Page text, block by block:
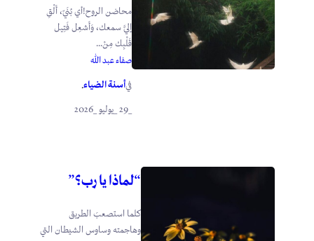
محاضن الروح!أي بُنَيّ، أَلْقِ
إليَّ سمعك، وَأَشعِل فَتِيل
قَلْبِك مِنْ...
صفاء عبد الله
فيأسنة الضياء.
“لماذا يا رب؟”
كلما استصعبَ الطريق
وهاجمته وساوس الشيطان التي